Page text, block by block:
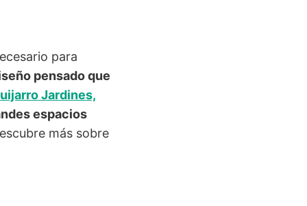
para
pensado que
Jardines,
espacios
más sobre